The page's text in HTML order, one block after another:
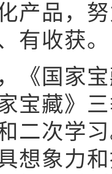
产品，
有收获。
国家宝
宝藏》
二次学
想象力